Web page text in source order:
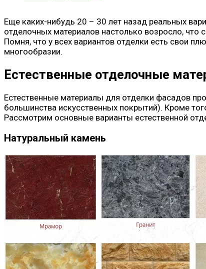
Еще каких-нибудь 20 – 30 лет назад реальных
отделочных материалов настолько возросло, что
Помня, что у всех вариантов отделки есть свои
многообразии.
Естественные отделочные
Естественные материалы для отделки фасадов
большинства искусственных покрытий). Кроме
Рассмотрим основные варианты естественной
Натуральный камень